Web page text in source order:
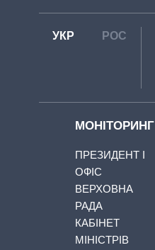
УКР РОС
МОНІТОРИНГ
ПРЕЗИДЕНТ І
ОФІС
ВЕРХОВНА
РАДА
КАБІНЕТ
МІНІСТРІВ